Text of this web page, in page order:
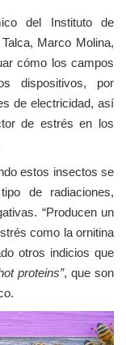
del Instituto de
Marco Molina,
cómo los campos
dispositivos, por
de electricidad, así
de estrés en los
estos insectos se
de radiaciones,
“Producen un
como la ornitina
otros indicios que
proteins”, que son